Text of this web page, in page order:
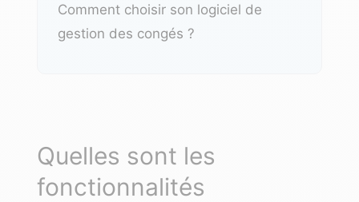
Comment choisir son logiciel de
gestion des congés ?
Quelles sont les
fonctionnalités